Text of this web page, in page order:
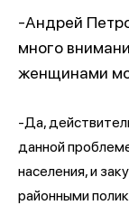
-Андрей
много
женщинами
-Да,
данной
населения, и
районными